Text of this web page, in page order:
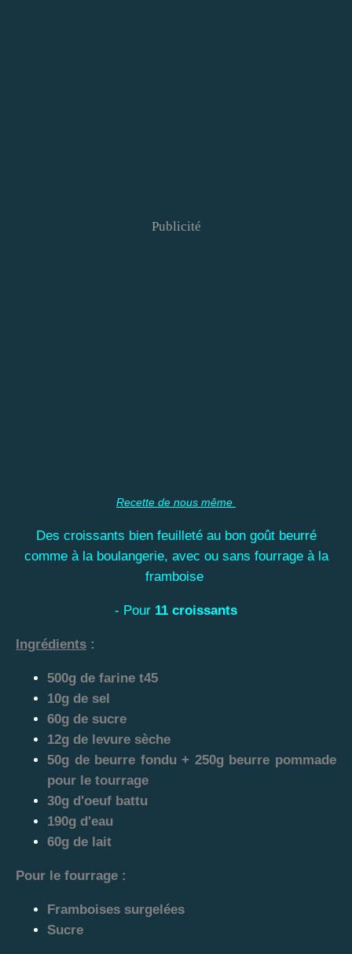
Publicité
Recette de nous même
Des croissants bien feuilleté au bon goût beurré
comme à la boulangerie, avec ou sans fourrage à la
framboise
- Pour 11 croissants
Ingrédients :
500g de farine t45
10g de sel
60g de sucre
12g de levure sèche
50g de beurre fondu + 250g beurre pommade
pour le tourrage
30g d'oeuf battu
190g d'eau
60g de lait
Pour le fourrage :
Framboises surgelées
Sucre